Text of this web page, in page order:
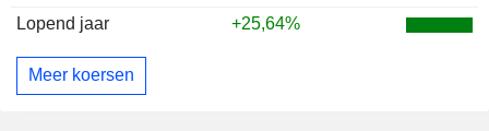
Lopend jaar
+25,64%
Meer koersen